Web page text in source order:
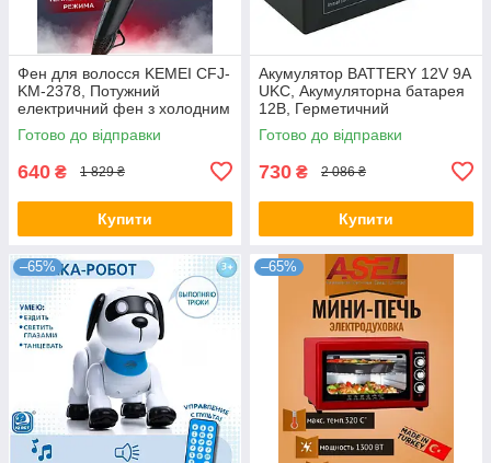
Фен для волосся KEMEI CFJ-
KM-2378, Потужний
електричний фен з холодним
і гарячим режимами
Готово до відправки
640 ₴ 1 829 ₴
Купити
Акумулятор BATTERY 12V 9A
UKC, Акумуляторна батарея
12В, Герметичний
акумулятор
Готово до відправки
730 ₴ 2 086 ₴
Купити
–65% –65%